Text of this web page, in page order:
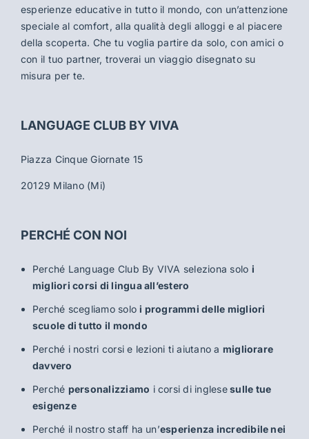
esperienze educative in tutto il mondo, con un’attenzione
speciale al comfort, alla qualità degli alloggi e al piacere
della scoperta. Che tu voglia partire da solo, con amici o
con il tuo partner, troverai un viaggio disegnato su
misura per te.
LANGUAGE CLUB BY VIVA
Piazza Cinque Giornate 15
20129 Milano (Mi)
PERCHÉ CON NOI
Perché Language Club By VIVA seleziona solo i
migliori corsi di lingua all’estero
Perché scegliamo soloi programmi delle migliori
scuole di tutto il mondo
Perché i nostri corsi e lezioni ti aiutano a migliorare
davvero
Perché personalizziamo i corsi di inglesesulle tue
esigenze
Perché il nostro staff ha un’esperienza incredibile nei